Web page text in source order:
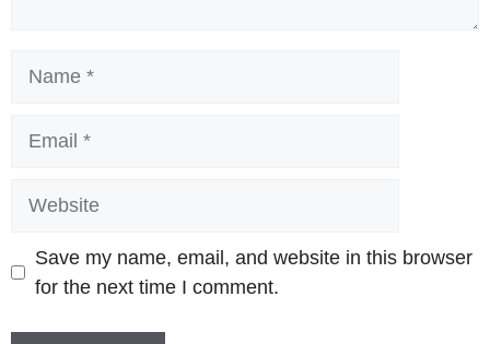
Save my name, email, and website in this browser
for the next time I comment.